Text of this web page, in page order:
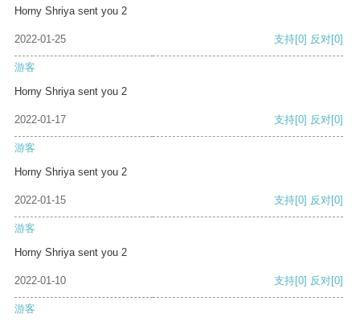
Horny Shriya sent you 2
2022-01-25 支持[0] 反对[0]
游客
Horny Shriya sent you 2
2022-01-17 支持[0] 反对[0]
游客
Horny Shriya sent you 2
2022-01-15 支持[0] 反对[0]
游客
Horny Shriya sent you 2
2022-01-10 支持[0] 反对[0]
游客